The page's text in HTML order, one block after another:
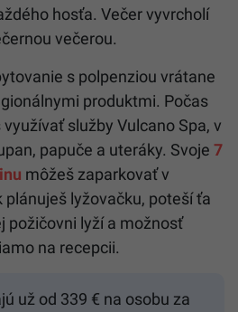
hosťa. Večer vyvrcholí
večerou.
s polpenziou vrátane
produktmi. Počas
služby Vulcano Spa, v
papuče a uteráky. Svoje 7
môžeš zaparkovať v
lyžovačku, poteší ťa
požičovni lyží a možnosť
na recepcii.
už od 339 € na osobu za